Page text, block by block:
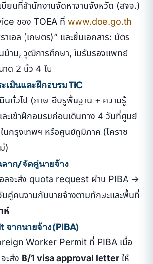
บียนที่สำนักงานจัดหางานจังหวัด (สจจ.)
ของ TOEA ที่ www.doe.go.th
าเอล (เกษตร)” และยื่นเอกสาร: บัตร
นบ้าน, วุฒิการศึกษา, ใบรับรองแพทย์
าด 2 นิ้ว 4 ใบ
เมินและฝึกอบรม TIC
นทั่วไป (ภาษาฮีบรูพื้นฐาน + ความรู้
ละเข้าฝึกอบรมก่อนเดินทาง 4 วันที่ศูนย์
นกรุงเทพฯ หรือศูนย์ภูมิภาค (โคราช
)
าก/จัดคู่นายจ้าง
อลจะส่ง quota request ผ่าน PIBA →
คู่คนงานกับนายจ้างตามทักษะและพื้นที่
ห์
ากนายจ้าง (PIBA)
Worker Permit ที่ PIBA เมื่อ
ะส่ง B/1 visa approval letter ให้